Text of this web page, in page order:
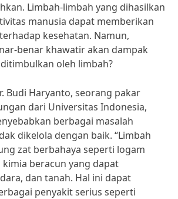
Limbah-limbah yang dihasilkan
manusia dapat memberikan
kesehatan. Namun,
benar khawatir akan dampak
oleh limbah?
Budi Haryanto, seorang pakar
dari Universitas Indonesia,
berbagai masalah
dikelola dengan baik. “Limbah
zat berbahaya seperti logam
beracun yang dapat
dan tanah. Hal ini dapat
penyakit serius seperti